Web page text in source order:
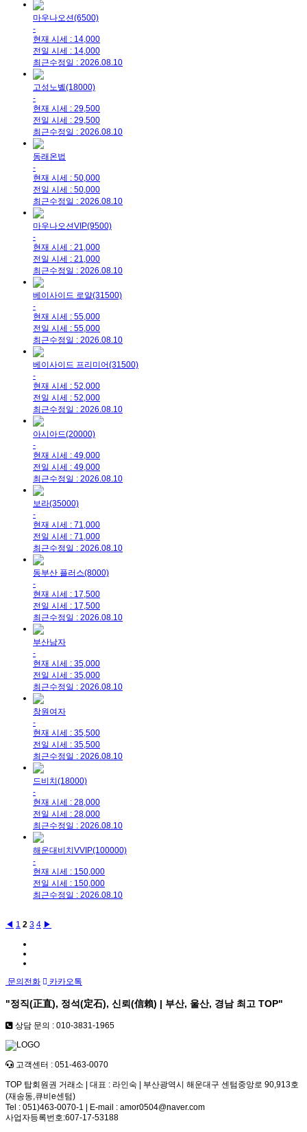
마우나오션(6500)
-
현재 시세 : 14,000
전일 시세 : 14,000
최근수정일 : 2026.08.10
고성노벨(18000)
-
현재 시세 : 29,500
전일 시세 : 29,500
최근수정일 : 2026.08.10
동래온법
-
현재 시세 : 50,000
전일 시세 : 50,000
최근수정일 : 2026.08.10
마우나오션VIP(9500)
-
현재 시세 : 21,000
전일 시세 : 21,000
최근수정일 : 2026.08.10
베이사이드 로얄(31500)
-
현재 시세 : 55,000
전일 시세 : 55,000
최근수정일 : 2026.08.10
베이사이드 프리미어(31500)
-
현재 시세 : 52,000
전일 시세 : 52,000
최근수정일 : 2026.08.10
아시아드(20000)
-
현재 시세 : 49,000
전일 시세 : 49,000
최근수정일 : 2026.08.10
보라(35000)
-
현재 시세 : 71,000
전일 시세 : 71,000
최근수정일 : 2026.08.10
동부산 플러스(8000)
-
현재 시세 : 17,500
전일 시세 : 17,500
최근수정일 : 2026.08.10
부산남자
-
현재 시세 : 35,000
전일 시세 : 35,000
최근수정일 : 2026.08.10
창원여자
-
현재 시세 : 35,500
전일 시세 : 35,500
최근수정일 : 2026.08.10
드비치(18000)
-
현재 시세 : 28,000
전일 시세 : 28,000
최근수정일 : 2026.08.10
해운대비치VVIP(100000)
-
현재 시세 : 150,000
전일 시세 : 150,000
최근수정일 : 2026.08.10
◀ 1 2 3 4 ▶
문의전화 카카오톡
"정직(正直), 정석(定石), 신뢰(信賴) | 부산, 울산, 경남 최고 TOP"
상담 문의 : 010-3831-1965
고객센터 : 051-463-0070
TOP 탑회원권 거래소 | 대표 : 라인숙 | 부산광역시 해운대구 센텀중앙로 90,913호
(재송동,큐비e센텀)
Tel : 051)463-0070-1 | E-mail : amor0504@naver.com
사업자등록번호:607-17-53188